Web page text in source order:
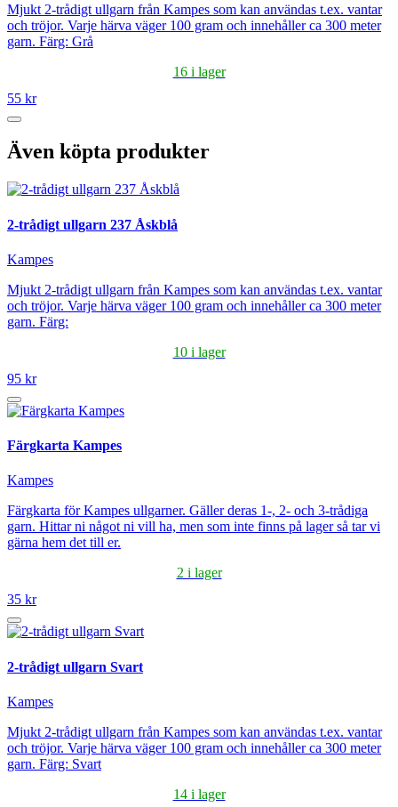
Mjukt 2-trådigt ullgarn från Kampes som kan användas t.ex. vantar
och tröjor. Varje härva väger 100 gram och innehåller ca 300 meter
garn. Färg: Grå
16 i lager
55 kr
Även köpta produkter
2-trådigt ullgarn 237 Åskblå
Kampes
Mjukt 2-trådigt ullgarn från Kampes som kan användas t.ex. vantar
och tröjor. Varje härva väger 100 gram och innehåller ca 300 meter
garn. Färg:
10 i lager
95 kr
Färgkarta Kampes
Kampes
Färgkarta för Kampes ullgarner. Gäller deras 1-, 2- och 3-trådiga
garn. Hittar ni något ni vill ha, men som inte finns på lager så tar vi
gärna hem det till er.
2 i lager
35 kr
2-trådigt ullgarn Svart
Kampes
Mjukt 2-trådigt ullgarn från Kampes som kan användas t.ex. vantar
och tröjor. Varje härva väger 100 gram och innehåller ca 300 meter
garn. Färg: Svart
14 i lager